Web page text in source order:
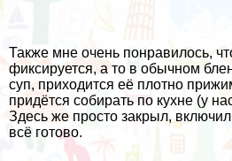
Также мне очень понравилось,
фиксируется, а то в обычном
суп, приходится её плотно
придётся собирать по кухне (у
Здесь же просто закрыл,
всё готово.